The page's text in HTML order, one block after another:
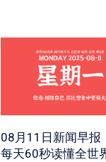
08月11日新闻早报
每天60秒读懂全世